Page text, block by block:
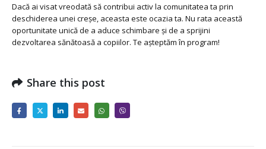
Dacă ai visat vreodată să contribui activ la comunitatea ta prin
deschiderea unei creșe, aceasta este ocazia ta. Nu rata această
oportunitate unică de a aduce schimbare și de a sprijini
dezvoltarea sănătoasă a copiilor. Te așteptăm în program!
Share this post